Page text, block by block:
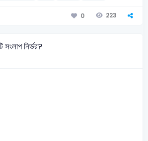
0 223
সংলাপ নির্ভর?